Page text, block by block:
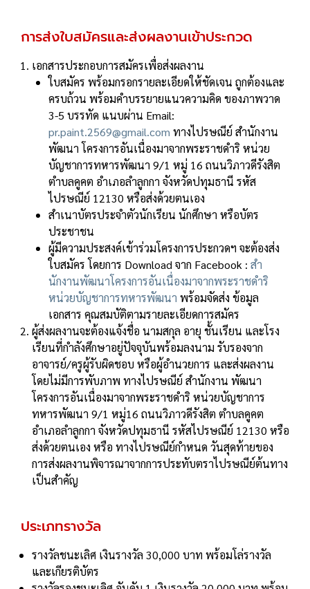
การส่งใบสมัครและส่งผลงานเข้าประกวด
เอกสารประกอบการสมัครเพื่อส่งผลงาน
ใบสมัคร พร้อมกรอกรายละเอียดให้ชัดเจน ถูกต้องและ
ครบถ้วน พร้อมคําบรรยายแนวความคิด ของภาพวาด
3-5 บรรทัด แนบผ่าน Email:
pr.paint.2569@gmail.com ทางไปรษณีย์ สํานักงาน
พัฒนา โครงการอันเนื่องมาจากพระราชดําริ หน่วย
บัญชาการทหารพัฒนา 9/1 หมู่ 16 ถนนวิภาวดีรังสิต
ตําบลคูคต อําเภอลําลูกกา จังหวัดปทุมธานี รหัส
ไปรษณีย์ 12130 หรือส่งด้วยตนเอง
สําเนาบัตรประจําตัวนักเรียน นักศึกษา หรือบัตร
ประชาชน
ผู้มีความประสงค์เข้าร่วมโครงการประกวดฯ จะต้องส่ง
ใบสมัคร โดยการ Download จาก Facebook : สํา
นักงานพัฒนาโครงการอันเนื่องมาจากพระราชดําริ
หน่วยบัญชาการทหารพัฒนา พร้อมจัดส่ง ข้อมูล
เอกสาร คุณสมบัติตามรายละเอียดการสมัคร
ผู้ส่งผลงานจะต้องแจ้งชื่อ นามสกุล อายุ ชั้นเรียน และโรง
เรียนที่กําลังศึกษาอยู่ปัจจุบันพร้อมลงนาม รับรองจาก
อาจารย์/ครูผู้รับผิดชอบ หรือผู้อํานวยการ และส่งผลงาน
โดยไม่มีการพับภาพ ทางไปรษณีย์ สํานักงาน พัฒนา
โครงการอันเนื่องมาจากพระราชดําริ หน่วยบัญชาการ
ทหารพัฒนา 9/1 หมู่16 ถนนวิภาวดีรังสิต ตําบลคูคต
อําเภอลําลูกกา จังหวัดปทุมธานี รหัสไปรษณีย์ 12130 หรือ
ส่งด้วยตนเอง หรือ ทางไปรษณีย์กําหนด วันสุดท้ายของ
การส่งผลงานพิจารณาจากการประทับตราไปรษณีย์ต้นทาง
เป็นสําคัญ
ประเภทรางวัล
รางวัลชนะเลิศ เงินรางวัล 30,000 บาท พร้อมโล่รางวัล
และเกียรติบัตร